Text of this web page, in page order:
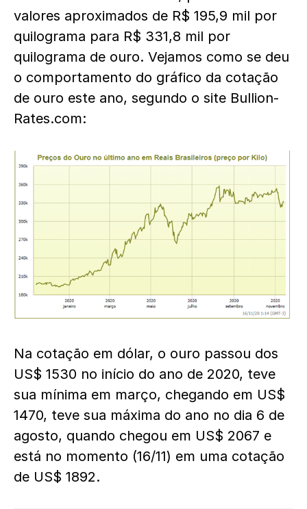
valores aproximados de R$ 195,9 mil por
quilograma para R$ 331,8 mil por
quilograma de ouro. Vejamos como se deu
o comportamento do gráfico da cotação
de ouro este ano, segundo o site Bullion-
Rates.com:
Na cotação em dólar, o ouro passou dos
US$ 1530 no início do ano de 2020, teve
sua mínima em março, chegando em US$
1470, teve sua máxima do ano no dia 6 de
agosto, quando chegou em US$ 2067 e
está no momento (16/11) em uma cotação
de US$ 1892.